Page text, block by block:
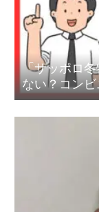
「サッポロ
ない？コン